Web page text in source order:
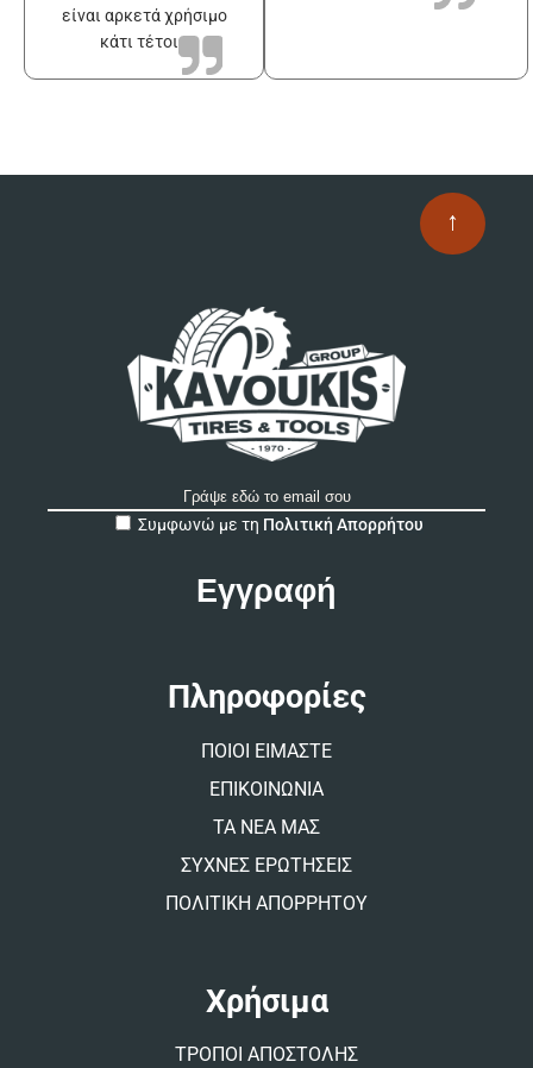
είναι αρκετά χρήσιμο
κάτι τέτοιο
↑
Συμφωνώ με τη Πολιτική Απορρήτου
Πληροφορίες
ΠΟΙΟΙ ΕΙΜΑΣΤΕ
ΕΠΙΚΟΙΝΩΝΙΑ
ΤΑ ΝΕΑ ΜΑΣ
ΣΥΧΝΕΣ ΕΡΩΤΗΣΕΙΣ
ΠΟΛΙΤΙΚΗ ΑΠΟΡΡΗΤΟΥ
Χρήσιμα
ΤΡΟΠΟΙ ΑΠΟΣΤΟΛΗΣ